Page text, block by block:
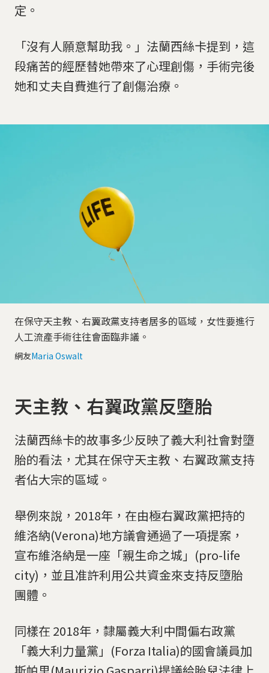
定。
「沒有人願意幫助我。」法蘭西絲卡提到，這
段痛苦的經歷替她帶來了心理創傷，手術完後
她和丈夫自費進行了創傷治療。
在保守天主教、右翼政黨支持者居多的區域，女性要進行
人工流產手術往往會面臨非議。
網友Maria Oswalt
天主教、右翼政黨反墮胎
法蘭西絲卡的故事多少反映了義大利社會對墮
胎的看法，尤其在保守天主教、右翼政黨支持
者佔大宗的區域。
舉例來說，2018年，在由極右翼政黨把持的
維洛納(Verona)地方議會通過了一項提案，
宣布維洛納是一座「親生命之城」(pro-life
city)，並且准許利用公共資金來支持反墮胎
團體。
同樣在 2018年，隸屬義大利中間偏右政黨
「義大利力量黨」(Forza Italia)的國會議員加